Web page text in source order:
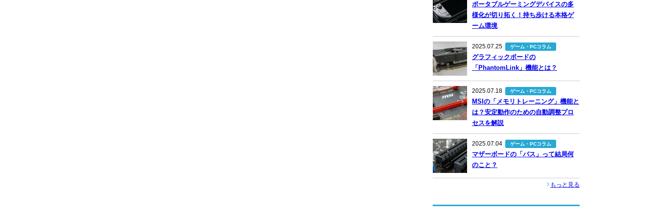
ポータブルゲーミングデバイスの多
様化が切り拓く！持ち歩ける本格ゲ
ーム環境
2025.07.25 ゲーム・PCコラム
グラフィックボードの
「PhantomLink」機能とは？
2025.07.18 ゲーム・PCコラム
MSIの「メモリトレーニング」機能と
は？安定動作のための自動調整プロ
セスを解説
2025.07.04 ゲーム・PCコラム
マザーボードの「バス」って結局何
のこと？
もっと見る